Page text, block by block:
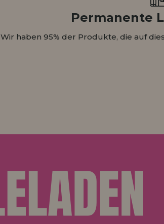
Permanente
Wir haben 95% der Produkte, die auf